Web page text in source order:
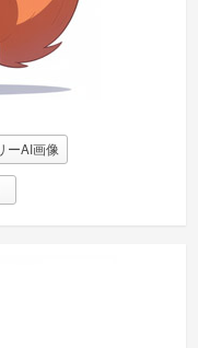
ーAI画像